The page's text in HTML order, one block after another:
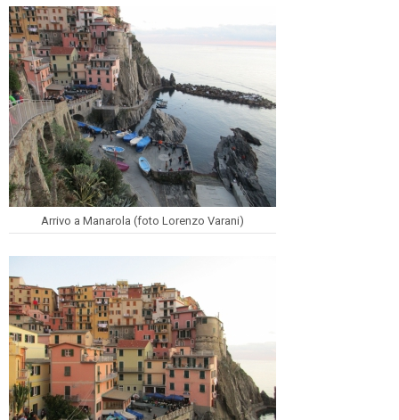
Arrivo a Manarola (foto Lorenzo Varani)